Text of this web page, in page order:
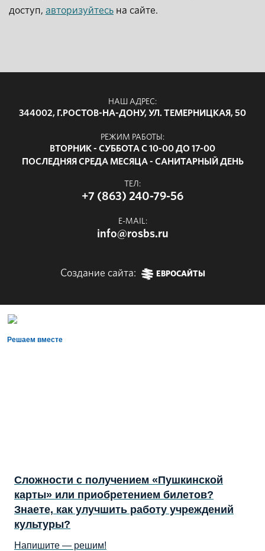
доступ, авторизуйтесь на сайте.
НАШ АДРЕС:
344002, Г.РОСТОВ-НА-ДОНУ, УЛ. ТЕМЕРНИЦКАЯ, 50
РЕЖИМ РАБОТЫ:
ВТОРНИК - СУББОТА С 10-00 ДО 17-00
ПОСЛЕДНЯЯ СРЕДА МЕСЯЦА - САНИТАРНЫЙ ДЕНЬ
ТЕЛ:
+7 (863) 240-79-56
E-MAIL:
info@rosbs.ru
Создание сайта: ЕВРОСАЙТЫ
Решаем вместе
Сложности с получением «Пушкинской
карты» или приобретением билетов?
Знаете, как улучшить работу учреждений
культуры?
Напишите — решим!